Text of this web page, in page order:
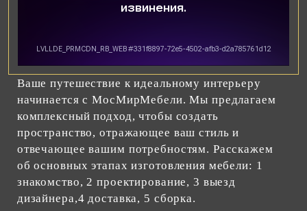
Ваше путешествие к идеальному интерьеру
начинается с МосМирМебели. Мы предлагаем
комплексный подход, чтобы создать
пространство, отражающее ваш стиль и
отвечающее вашим потребностям. Расскажем
об основных этапах изготовления мебели: 1
знакомство, 2 проектирование, 3 выезд
дизайнера,4 доставка, 5 сборка.